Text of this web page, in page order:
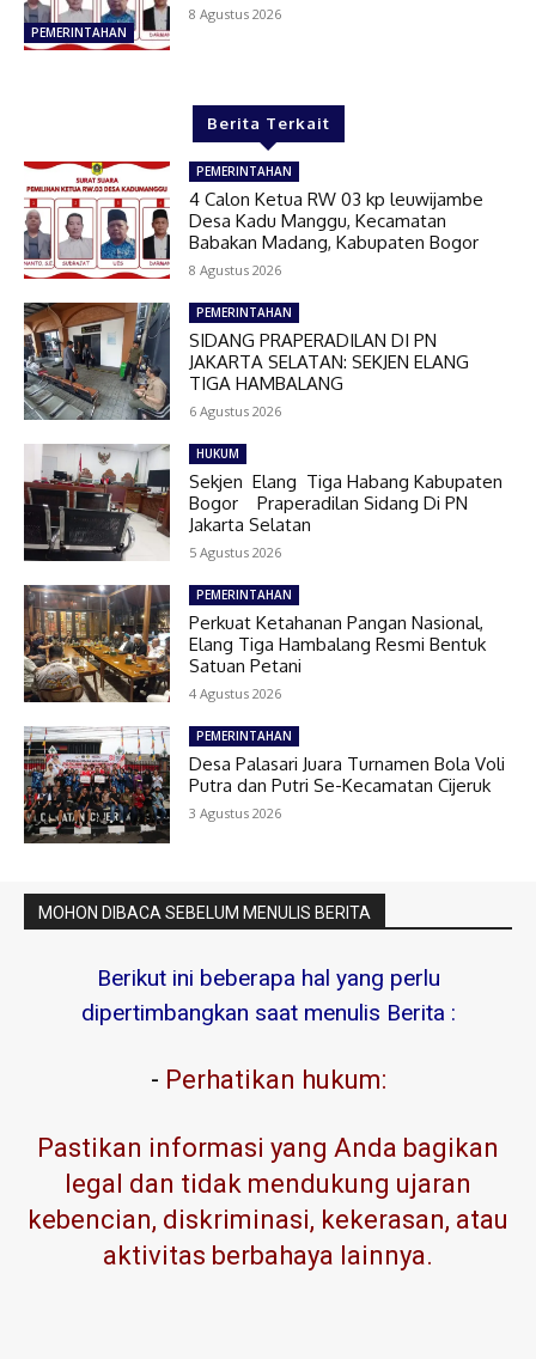
PEMERINTAHAN
8 Agustus 2026
Berita Terkait
PEMERINTAHAN
4 Calon Ketua RW 03 kp leuwijambe
Desa Kadu Manggu, Kecamatan
Babakan Madang, Kabupaten Bogor
8 Agustus 2026
PEMERINTAHAN
SIDANG PRAPERADILAN DI PN
JAKARTA SELATAN: SEKJEN ELANG
TIGA HAMBALANG
6 Agustus 2026
HUKUM
Sekjen Elang Tiga Habang Kabupaten
Bogor Praperadilan Sidang Di PN
Jakarta Selatan
5 Agustus 2026
PEMERINTAHAN
Perkuat Ketahanan Pangan Nasional,
Elang Tiga Hambalang Resmi Bentuk
Satuan Petani
4 Agustus 2026
PEMERINTAHAN
Desa Palasari Juara Turnamen Bola Voli
Putra dan Putri Se-Kecamatan Cijeruk
3 Agustus 2026
MOHON DIBACA SEBELUM MENULIS BERITA
Berikut ini beberapa hal yang perlu
dipertimbangkan saat menulis Berita :
- Perhatikan hukum:
Pastikan informasi yang Anda bagikan
legal dan tidak mendukung ujaran
kebencian, diskriminasi, kekerasan, atau
aktivitas berbahaya lainnya.